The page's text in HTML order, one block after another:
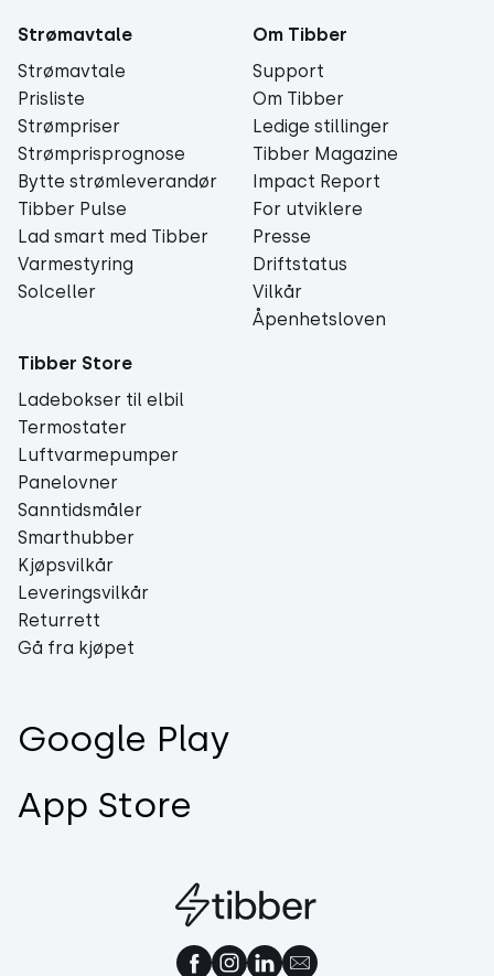
Strømavtale
Strømavtale
Prisliste
Strømpriser
Strømprisprognose
Bytte strømleverandør
Tibber Pulse
Lad smart med Tibber
Varmestyring
Solceller
Om Tibber
Support
Om Tibber
Ledige stillinger
Tibber Magazine
Impact Report
For utviklere
Presse
Driftstatus
Vilkår
Åpenhetsloven
Tibber Store
Ladebokser til elbil
Termostater
Luftvarmepumper
Panelovner
Sanntidsmåler
Smarthubber
Kjøpsvilkår
Leveringsvilkår
Returrett
Gå fra kjøpet
Google Play
App Store